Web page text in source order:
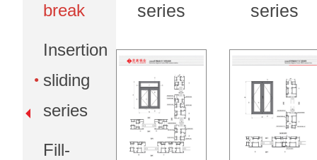
break
Insertion
sliding
series
Fill-
series
series